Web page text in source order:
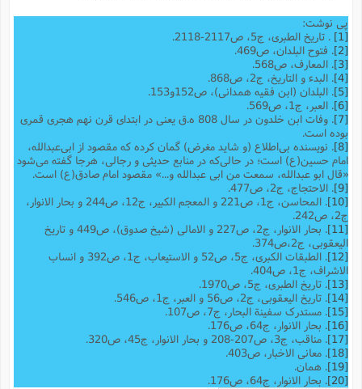
پی نوشت:
. تاریخ الطبری، ج5، ص2117-2118.
. فتوح البلدان، ص469.
. المعارف، ص568.
. البدء و التاریخ، ج2، ص868.
. البلدان (ابن فقیه همدانی)، ص152و153.
. العبر، ج1، ص569.
. وفات ابن خلدون در سال 808 ه.ق یعنی در ابتدای قرن نهم هجری قمری
بوده است.
. نویسنده بی‌اطلاع (و شاید مغرض) گمان کرده که مقصود از ابی‌عبدالله،
امام حسین(ع) است؛ در حالی‌که در منابع حدیثی و رجالی، هرجا گفته می‌شود
«قال ابو عبدالله، سمعت من ابی عبدالله و...» مقصود امام صادق(ع) است.
. الاحتجاج، ج2، ص477.
. المحاسن، ج1، ص221 و المعجم الکبیر، ج12، ص244 و بحار الانوار،
ج2، ص242.
. بحار الانوار، ج2، ص227 و الامالی (شیخ صدوق)، ص449 و تاریخ
الیعقوبى، ج‌2،ص374.
. الطبقات الکبری، ج5، ص52 و الاستیعاب، ج1، ص392 و انساب
الاشراف، ج1، ص404.
. تاریخ الطبری، ج5، ص1970.
. تاریخ الیعقوبی،‌ ج2، ص56 و العبر، ج1، ص546.
. مستدرک سفینة البحار، ج7، ص107.
. بحار الانوار، ج64، ص176.
. مناقب، ج3، ص207-208 و بحار الانوار، ج45، ص320.
. معانی الاخبار، ص403.
. همان.
. بحار الانوار، ج64، ص176.